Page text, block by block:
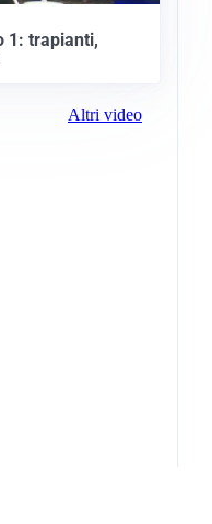
1: trapianti,
Altri video